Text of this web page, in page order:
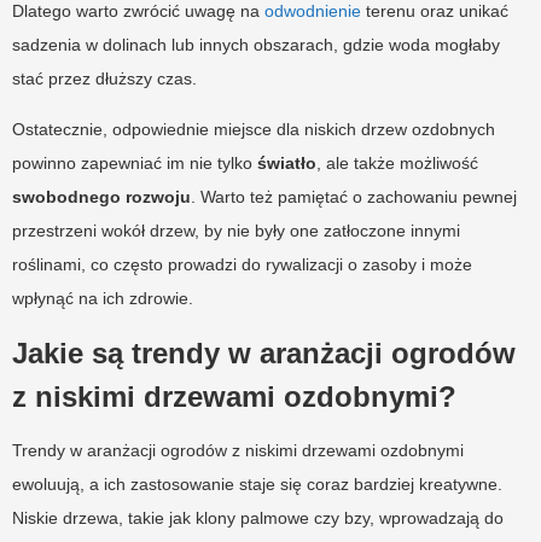
Dlatego warto zwrócić uwagę na odwodnienie terenu oraz unikać
sadzenia w dolinach lub innych obszarach, gdzie woda mogłaby
stać przez dłuższy czas.
Ostatecznie, odpowiednie miejsce dla niskich drzew ozdobnych
powinno zapewniać im nie tylko światło , ale także możliwość
swobodnego rozwoju . Warto też pamiętać o zachowaniu pewnej
przestrzeni wokół drzew, by nie były one zatłoczone innymi
roślinami, co często prowadzi do rywalizacji o zasoby i może
wpłynąć na ich zdrowie.
Jakie są trendy w aranżacji ogrodów
z niskimi drzewami ozdobnymi?
Trendy w aranżacji ogrodów z niskimi drzewami ozdobnymi
ewoluują, a ich zastosowanie staje się coraz bardziej kreatywne.
Niskie drzewa, takie jak klony palmowe czy bzy, wprowadzają do